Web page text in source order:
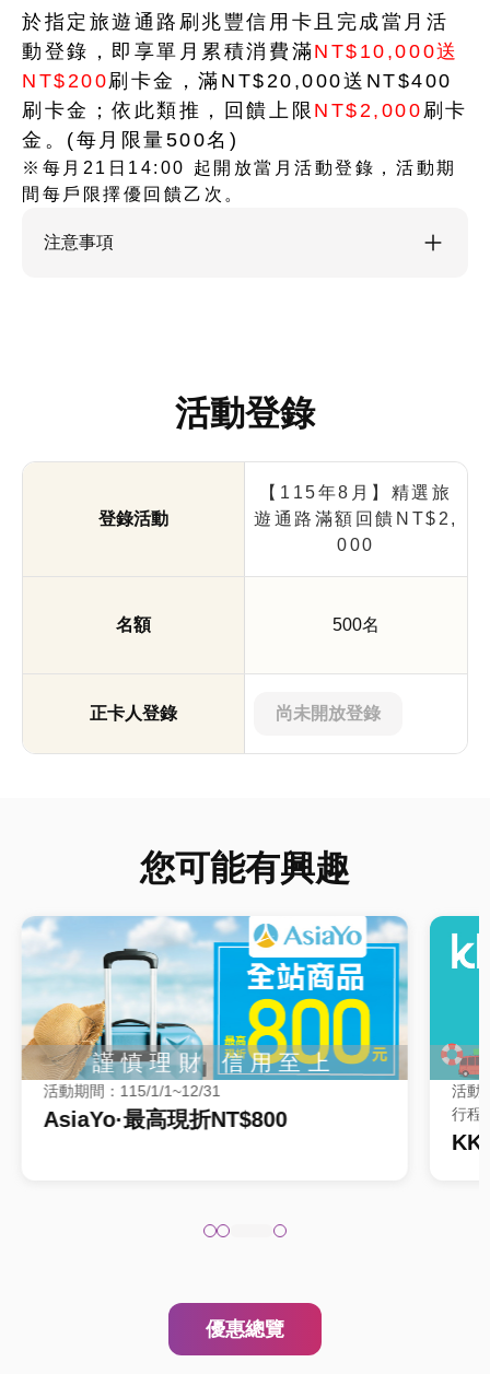
於指定旅遊通路刷兆豐信用卡且完成當月活
動登錄，即享單月累積消費滿NT$10,000送
NT$200刷卡金，滿NT$20,000送NT$400
刷卡金；依此類推，回饋上限 NT$2,000 刷卡
金。(每月限量500名)
※每月21日14:00 起開放當月活動登錄，活動期
間每戶限擇優回饋乙次。
注意事項
活動登錄
【115年8月】 精選旅
遊通路滿額回饋NT$2,
000
500名
尚未開放登錄
您可能有興趣
活動期間：115/1/1~12/31
AsiaYo·最高現折NT$800
活動
行程
優惠總覽